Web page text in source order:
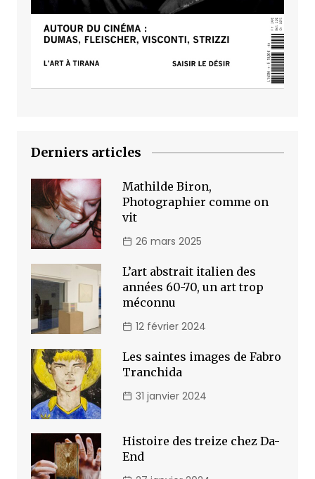
Derniers articles
Mathilde Biron,
Photographier comme on
vit
26 mars 2025
L’art abstrait italien des
années 60-70, un art trop
méconnu
12 février 2024
Les saintes images de Fabro
Tranchida
31 janvier 2024
Histoire des treize chez Da-
End